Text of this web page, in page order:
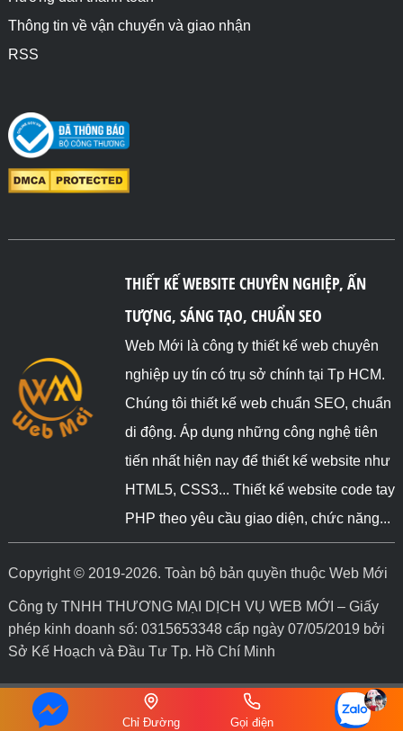
Thông tin về vận chuyển và giao nhận
RSS
THIẾT KẾ WEBSITE CHUYÊN NGHIỆP, ẤN
TƯỢNG, SÁNG TẠO, CHUẨN SEO
Web Mới là công ty thiết kế web chuyên
nghiệp uy tín có trụ sở chính tại Tp HCM.
Chúng tôi thiết kế web chuẩn SEO, chuẩn
di động. Áp dụng những công nghệ tiên
tiến nhất hiện nay để thiết kế website như
HTML5, CSS3... Thiết kế website code tay
PHP theo yêu cầu giao diện, chức năng...
Copyright © 2019-2026. Toàn bộ bản quyền thuộc Web Mới
Công ty TNHH THƯƠNG MẠI DỊCH VỤ WEB MỚI – Giấy
phép kinh doanh số: 0315653348 cấp ngày 07/05/2019 bởi
Sở Kế Hoạch và Đầu Tư Tp. Hồ Chí Minh
Chỉ Đường Gọi điện